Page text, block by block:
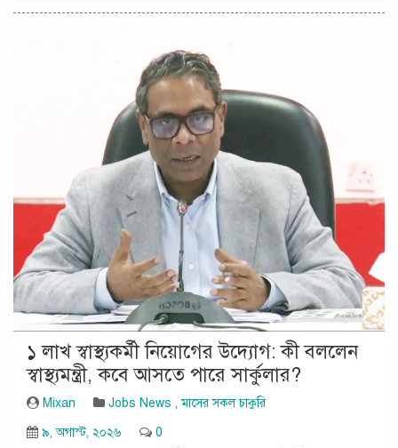
১ লাখ স্বাস্থ্যকর্মী নিয়োগের উদ্যোগ: কী বললেন
স্বাস্থ্যমন্ত্রী, কবে আসতে পারে সার্কুলার?
Mixan Jobs News ,মাসের সকল চাকুরি
৯, অগাস্ট, ২০২৬
0